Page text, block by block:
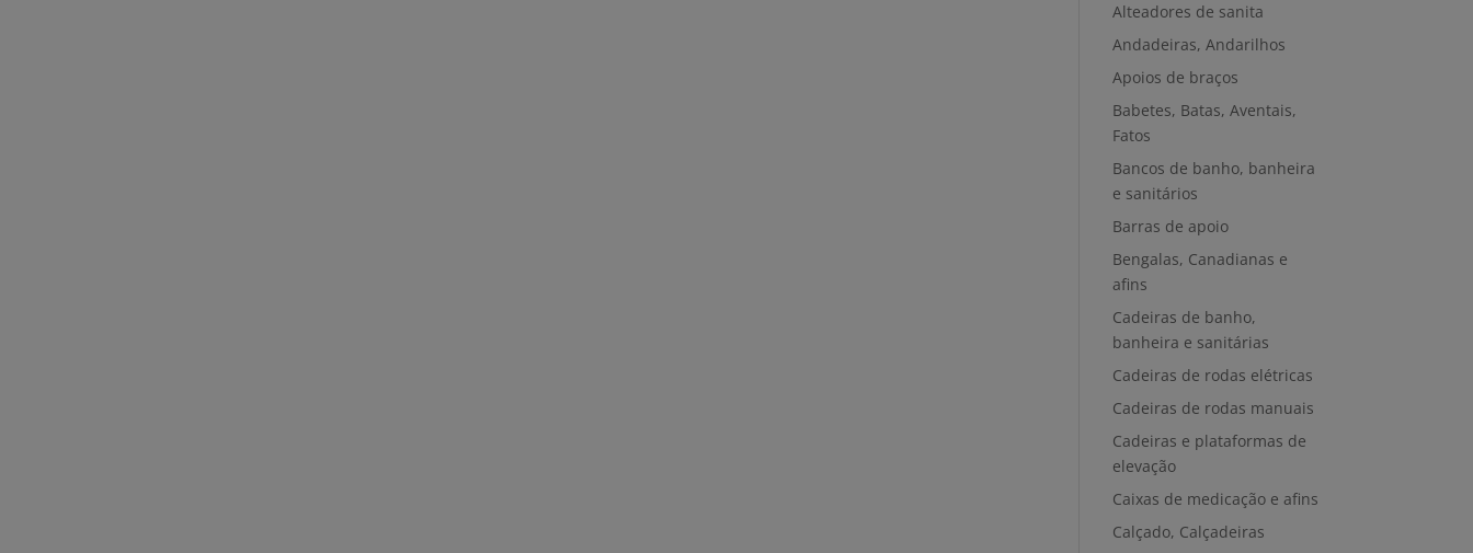
Alteadores de sanita
Andadeiras, Andarilhos
Apoios de braços
Babetes, Batas, Aventais,
Fatos
Bancos de banho, banheira
e sanitários
Barras de apoio
Bengalas, Canadianas e
afins
Cadeiras de banho,
banheira e sanitárias
Cadeiras de rodas elétricas
Cadeiras de rodas manuais
Cadeiras e plataformas de
elevação
Caixas de medicação e afins
Calçado, Calçadeiras